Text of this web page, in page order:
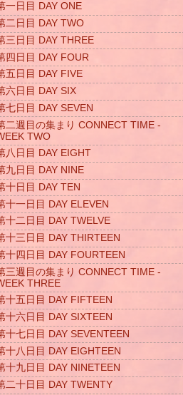
一日目 DAY ONE
二日目 DAY TWO
三日目 DAY THREE
四日目 DAY FOUR
五日目 DAY FIVE
六日目 DAY SIX
七日目 DAY SEVEN
二週目の集まり CONNECT TIME -
TWO
八日目 DAY EIGHT
九日目 DAY NINE
十日目 DAY TEN
十一日目 DAY ELEVEN
十二日目 DAY TWELVE
十三日目 DAY THIRTEEN
十四日目 DAY FOURTEEN
三週目の集まり CONNECT TIME -
THREE
十五日目 DAY FIFTEEN
十六日目 DAY SIXTEEN
十七日目 DAY SEVENTEEN
十八日目 DAY EIGHTEEN
十九日目 DAY NINETEEN
二十日目 DAY TWENTY